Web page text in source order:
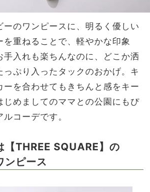
ーのワンピースに、明るく優しい
を重ねることで、軽やかな印象
手入れも楽ちんなのに、どこか洒
っぷり入ったタックのおかげ。キ
ーを合わせてもきちんと感をキー
じめましてのママとの公園にもぴ
コーデです。
【THREE SQUARE】の
ンピース